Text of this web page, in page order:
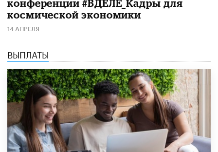
конференции #ВДЕЛЕ_Кадры для
космической экономики
14 АПРЕЛЯ
ВЫПЛАТЫ